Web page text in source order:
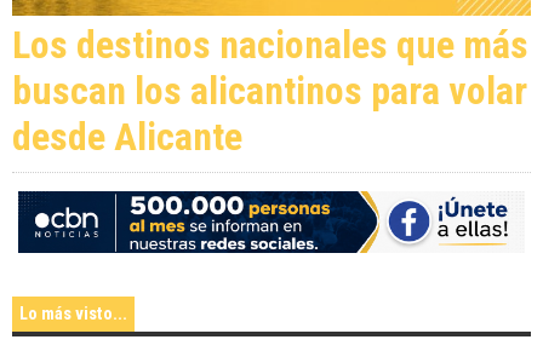
Los destinos nacionales que más
buscan los alicantinos para volar
desde Alicante
Lo más visto...